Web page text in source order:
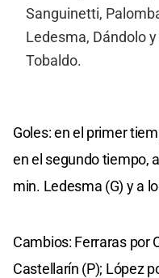
Sanguinetti,
Ledesma, Dándolo
Tobaldo.
Goles: en el primer
en el segundo tiempo,
min. Ledesma (G) y a
Cambios: Ferraras por
Castellarín (P); López